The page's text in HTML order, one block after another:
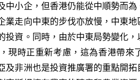
中小企，但香港仍能從中順勢而
業走向中東的步伐亦放慢，中東
投資。同時，由於中東局勢變化
現時正重新考慮，這為香港帶來
及非洲也是投資推廣署的重點開